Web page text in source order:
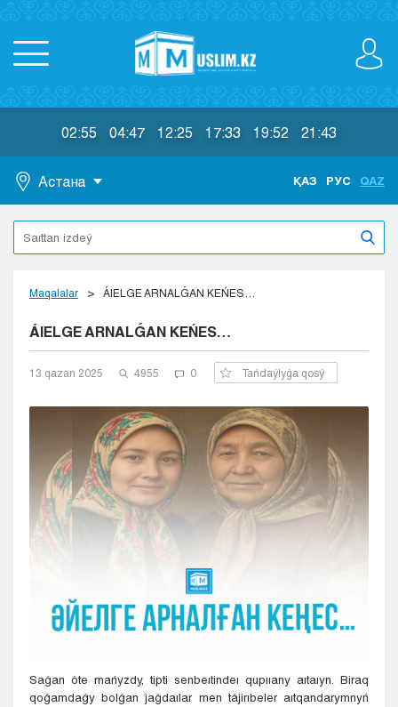
02:55 04:47 12:25 17:33 19:52 21:43
Астана
Astana
Almaty
Aktobe
Jezkazgan
Karaganda
Kokshetaý
Petropavlovsk
Semeı
Taldykorgan
Taraz
Týrkestan
Shymkent
ҚАЗ РУС QAZ
Maqalalar ÁIELGE ARNALǴAN KEŃES…
ÁIELGE ARNALǴAN KEŃES…
13 qazan 2025 4955 0 Tańdaýlyǵa qosý
Saǵan óte mańyzdy, tipti senbeıtindeı qupııany aıtaıyn. Biraq
qoǵamdaǵy bolǵan jaǵdaılar men tájirıbeler aıtqandarymnyń